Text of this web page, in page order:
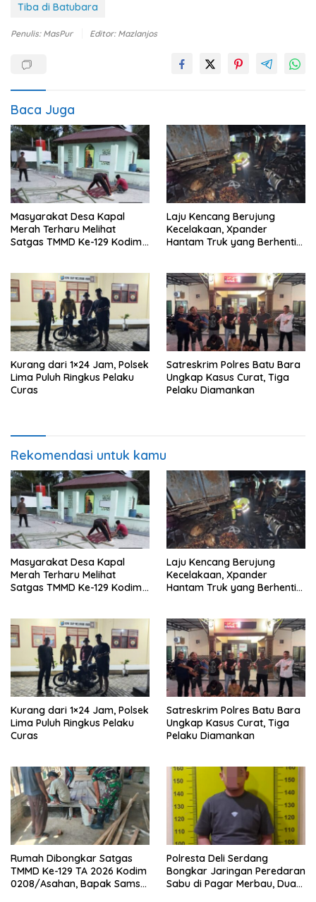
Tiba di Batubara
Penulis: MasPur Editor: Mazlanjos
Baca Juga
Masyarakat Desa Kapal
Merah Terharu Melihat
Satgas TMMD Ke-129 Kodim
Mushollah Al Maghribi
Laju Kencang Berujung
Kecelakaan, Xpander
Hantam Truk yang Berhenti
Kurang dari 1×24 Jam, Polsek
Lima Puluh Ringkus Pelaku
Curas
Satreskrim Polres Batu Bara
Ungkap Kasus Curat, Tiga
Pelaku Diamankan
Rekomendasi untuk kamu
Masyarakat Desa Kapal
Merah Terharu Melihat
Satgas TMMD Ke-129 Kodim
Mushollah Al Maghribi
Laju Kencang Berujung
Kecelakaan, Xpander
Hantam Truk yang Berhenti
Kurang dari 1×24 Jam, Polsek
Lima Puluh Ringkus Pelaku
Curas
Satreskrim Polres Batu Bara
Ungkap Kasus Curat, Tiga
Pelaku Diamankan
Rumah Dibongkar Satgas
TMMD Ke-129 TA 2026 Kodim
0208/Asahan, Bapak Samsul
Polresta Deli Serdang
Bongkar Jaringan Peredaran
Sabu di Pagar Merbau, Dua